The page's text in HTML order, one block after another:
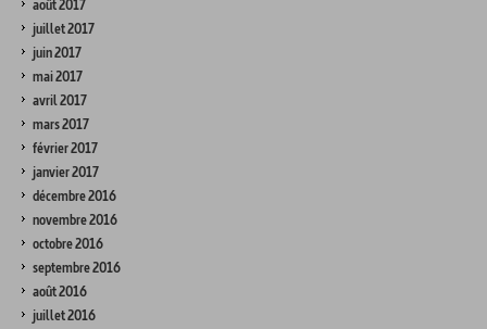
août 2017
juillet 2017
juin 2017
mai 2017
avril 2017
mars 2017
février 2017
janvier 2017
décembre 2016
novembre 2016
octobre 2016
septembre 2016
août 2016
juillet 2016